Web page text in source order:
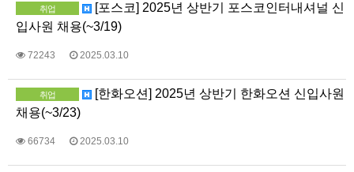
취업
[포스코] 2025년 상반기 포스코인터내셔널 신
입사원 채용(~3/19)
72243 2025.03.10
취업
[한화오션] 2025년 상반기 한화오션 신입사원
채용(~3/23)
66734 2025.03.10